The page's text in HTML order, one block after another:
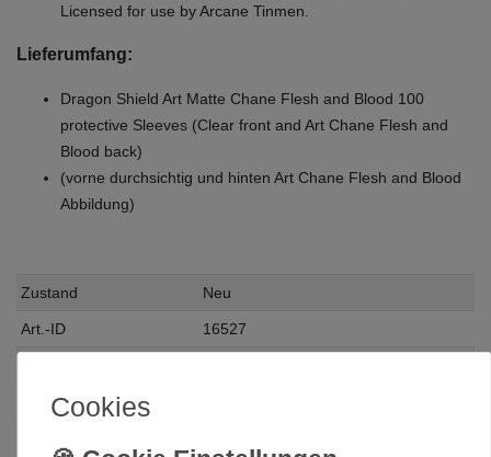
Licensed for use by Arcane Tinmen.
Lieferumfang:
Dragon Shield Art Matte Chane Flesh and Blood 100
protective Sleeves (Clear front and Art Chane Flesh and
Blood back)
(vorne durchsichtig und hinten Art Chane Flesh and Blood
Abbildung)
Zustand Neu
Art.-ID 16527
Hersteller
Cookies